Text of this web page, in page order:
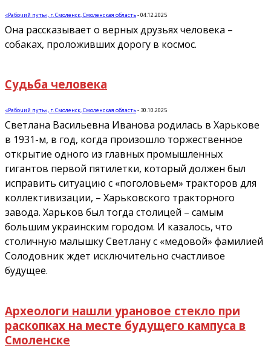
«Рабочий путь», г. Смоленск, Смоленская область-04.12.2025
Она рассказывает о верных друзьях человека –
собаках, проложивших дорогу в космос.
Судьба человека
«Рабочий путь», г. Смоленск, Смоленская область- 30.10.2025
Светлана Васильевна Иванова родилась в Харькове
в 1931-м, в год, когда произошло торжественное
открытие одного из главных промышленных
гигантов первой пятилетки, который должен был
исправить ситуацию с «поголовьем» тракторов для
коллективизации, – Харьковского тракторного
завода. Харьков был тогда столицей – самым
большим украинским городом. И казалось, что
столичную малышку Светлану с «медовой» фамилией
Солодовник ждет исключительно счастливое
будущее.
Археологи нашли урановое стекло при
раскопках на месте будущего кампуса в
Смоленске